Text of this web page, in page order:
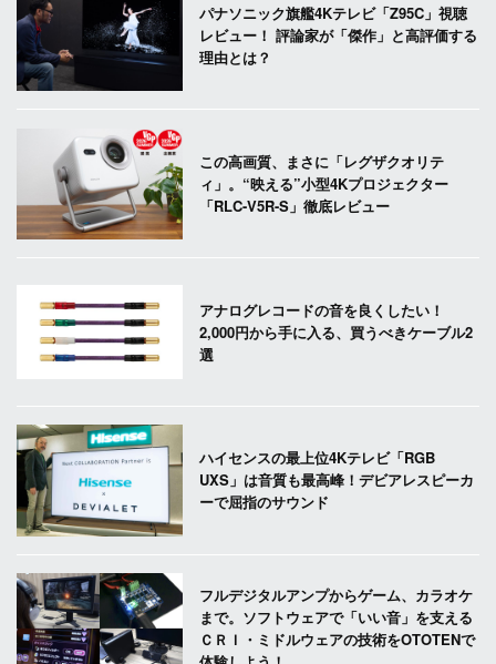
パナソニック旗艦4Kテレビ「Z95C」視聴
レビュー！ 評論家が「傑作」と高評価する
理由とは？
この高画質、まさに「レグザクオリテ
ィ」。“映える”小型4Kプロジェクター
「RLC-V5R-S」徹底レビュー
アナログレコードの音を良くしたい！
2,000円から手に入る、買うべきケーブル2
選
ハイセンスの最上位4Kテレビ「RGB
UXS」は音質も最高峰！デビアレスピーカ
ーで屈指のサウンド
フルデジタルアンプからゲーム、カラオケ
まで。ソフトウェアで「いい音」を支える
ＣＲＩ・ミドルウェアの技術をOTOTENで